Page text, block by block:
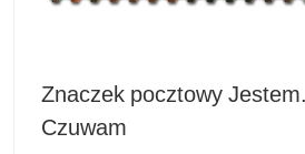
Znaczek pocztowy
Czuwam